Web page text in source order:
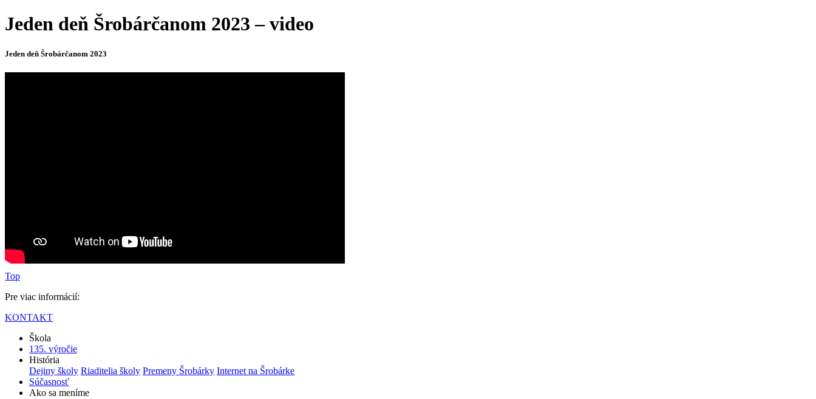
Jeden deň Šrobárčanom 2023 – video
Jeden deň Šrobárčanom 2023
Top
Pre viac informácií:
KONTAKT
Škola
135. výročie
História
Dejiny školy Riaditelia školy Premeny Šrobárky Internet na Šrobárke
Súčasnosť
Ako sa meníme